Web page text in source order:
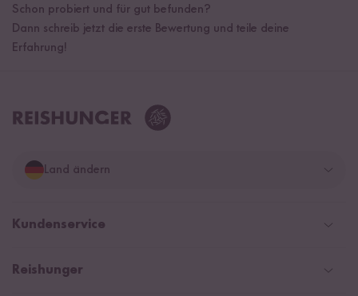
Schon probiert und für gut befunden?
Dann schreib jetzt die erste Bewertung und teile deine
Erfahrung!
Land ändern
Deutschland
Kundenservice
Help Center & FAQ
Reishunger